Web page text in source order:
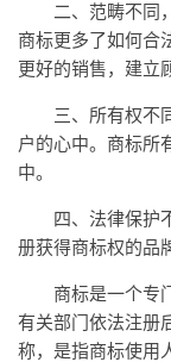
二、范畴不同
商标更多了如何合
更好的销售，建立
三、所有权不
户的心中。商标所
中。
四、法律保护
册获得商标权的品
商标是一个专
有关部门依法注册
称，是指商标使用